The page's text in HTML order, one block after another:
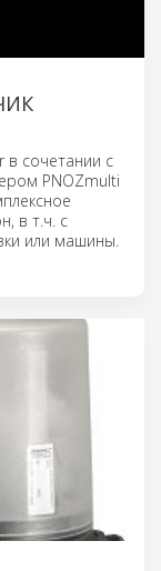
в сочетании с
PNOZmulti
в т.ч. с
или машины.